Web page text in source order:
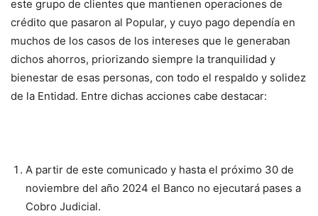
este grupo de clientes que mantienen operaciones de
crédito que pasaron al Popular, y cuyo pago dependía en
muchos de los casos de los intereses que le generaban
dichos ahorros, priorizando siempre la tranquilidad y
bienestar de esas personas, con todo el respaldo y solidez
de la Entidad. Entre dichas acciones cabe destacar:
A partir de este comunicado y hasta el próximo 30 de
noviembre del año 2024 el Banco no ejecutará pases a
Cobro Judicial.